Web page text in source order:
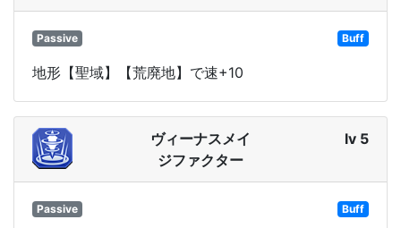
Passive Buff
地形【聖域】【荒廃地】で速+10
ヴィーナスメイ
ジファクター
lv 5
Passive Buff